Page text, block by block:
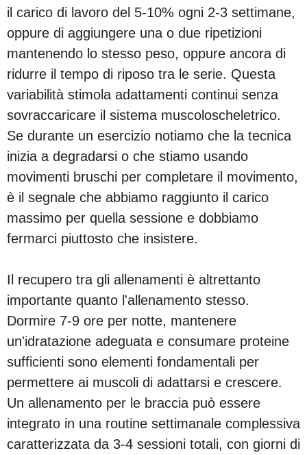
il carico di lavoro del 5-10% ogni 2-3 settimane,
oppure di aggiungere una o due ripetizioni
mantenendo lo stesso peso, oppure ancora di
ridurre il tempo di riposo tra le serie. Questa
variabilità stimola adattamenti continui senza
sovraccaricare il sistema muscoloscheletrico.
Se durante un esercizio notiamo che la tecnica
inizia a degradarsi o che stiamo usando
movimenti bruschi per completare il movimento,
è il segnale che abbiamo raggiunto il carico
massimo per quella sessione e dobbiamo
fermarci piuttosto che insistere.
Il recupero tra gli allenamenti è altrettanto
importante quanto l'allenamento stesso.
Dormire 7-9 ore per notte, mantenere
un'idratazione adeguata e consumare proteine
sufficienti sono elementi fondamentali per
permettere ai muscoli di adattarsi e crescere.
Un allenamento per le braccia può essere
integrato in una routine settimanale complessiva
caratterizzata da 3-4 sessioni totali, con giorni di